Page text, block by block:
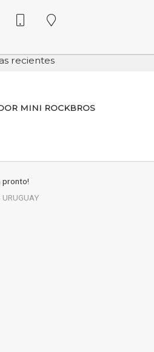
recientes
MINI ROCKBROS
pronto!
URUGUAY